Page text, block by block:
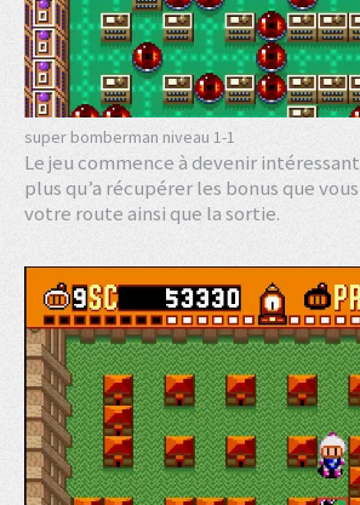
super bomberman niveau 1-1
Le jeu commence à devenir
plus qu’a récupérer les bonus que
votre route ainsi que la sortie.